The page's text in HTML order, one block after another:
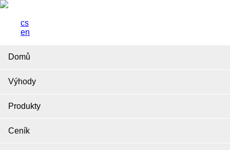
cs
en
Domů
Výhody
Produkty
Ceník